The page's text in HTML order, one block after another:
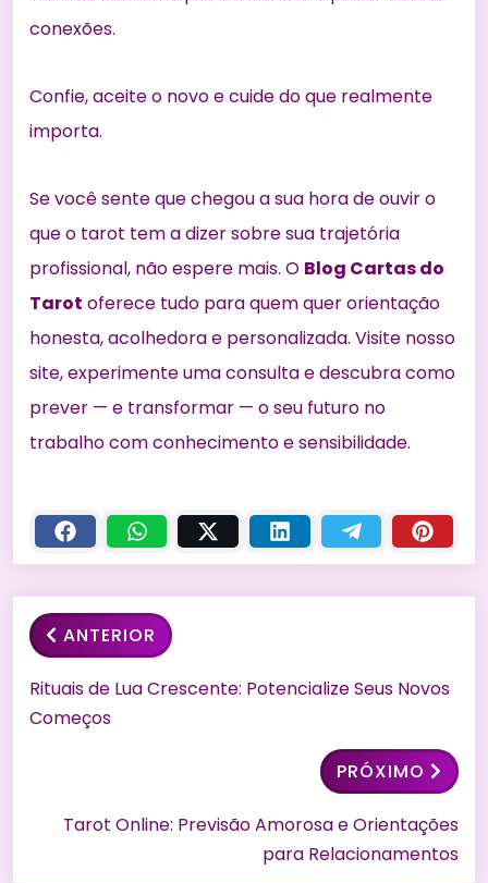
conexões.
Confie, aceite o novo e cuide do que realmente
importa.
Se você sente que chegou a sua hora de ouvir o
que o tarot tem a dizer sobre sua trajetória
profissional, não espere mais. O Blog Cartas do
Tarot oferece tudo para quem quer orientação
honesta, acolhedora e personalizada. Visite nosso
site, experimente uma consulta e descubra como
prever — e transformar — o seu futuro no
trabalho com conhecimento e sensibilidade.
ANTERIOR
Rituais de Lua Crescente: Potencialize Seus Novos
Começos
PRÓXIMO
Tarot Online: Previsão Amorosa e Orientações
para Relacionamentos